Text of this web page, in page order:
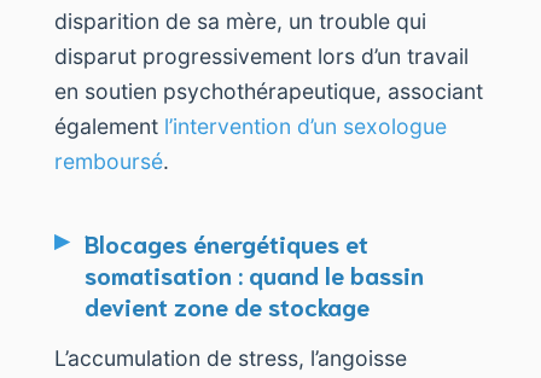
disparition de sa mère, un trouble qui
disparut progressivement lors d’un travail
en soutien psychothérapeutique, associant
également l’intervention d’un sexologue
remboursé.
Blocages énergétiques et
somatisation : quand le bassin
devient zone de stockage
L’accumulation de stress, l’angoisse